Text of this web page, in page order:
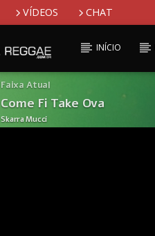
VÍDEOS CHAT
INÍCIO
Faixa Atual
Come Fi Take Ova
Skarra Mucci